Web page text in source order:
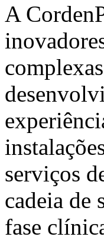
A
serviços
cadeia de
fase